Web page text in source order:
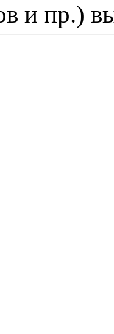
и пр.)